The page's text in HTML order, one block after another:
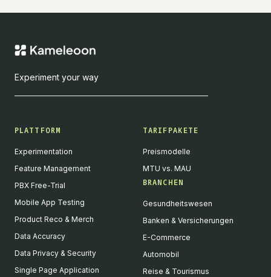
Experiment your way
PLATTFORM
Experimentation
Feature Management
PBX Free-Trial
Mobile App Testing
Product Reco & Merch
Data Accuracy
Data Privacy & Security
Single Page Application
TARIFPAKETE
Preismodelle
MTU vs. MAU
BRANCHEN
Gesundheitswesen
Banken & Versicherungen
E-Commerce
Automobil
Reise & Tourismus